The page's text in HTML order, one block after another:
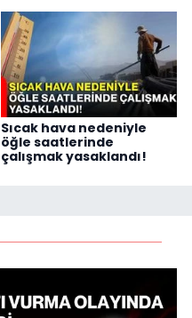
Sıcak hava nedeniyle
öğle saatlerinde
çalışmak yasaklandı!